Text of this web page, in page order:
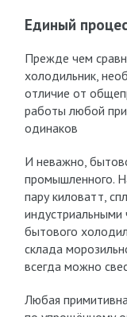
Единый
Прежде чем
холодильник,
отличие от
работы любой
одинаков
И неважно,
промышленного.
пару киловатт,
индустриальными
бытового
склада
всегда можно
Любая